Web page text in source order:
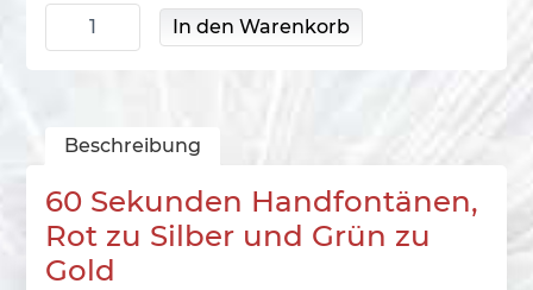
Handfontänen 2er Set Menge
In den Warenkorb
Beschreibung
60 Sekunden Handfontänen,
Rot zu Silber und Grün zu
Gold